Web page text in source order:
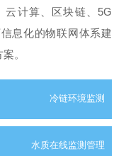
云计算、区块链、5G
息化的物联网体系建
。
冷链环境监测
水质在线监测管理